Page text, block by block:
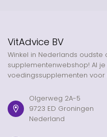
VitAdvice BV
Winkel in Nederlands
supplementenwebshop! Al
voedingssupplementen
Olgerweg 2A-5
9723 ED Groningen
Nederland